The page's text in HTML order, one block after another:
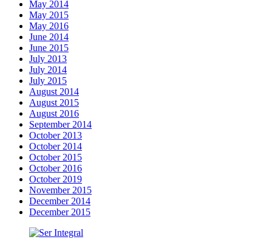
May 2014
May 2015
May 2016
June 2014
June 2015
July 2013
July 2014
July 2015
August 2014
August 2015
August 2016
September 2014
October 2013
October 2014
October 2015
October 2016
October 2019
November 2015
December 2014
December 2015